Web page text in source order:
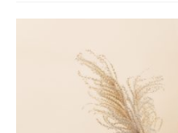
Los Vídeos de Pepa
Las frases de Pepa